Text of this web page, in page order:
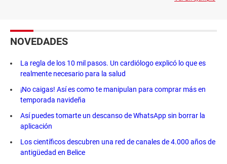
NOVEDADES
La regla de los 10 mil pasos. Un cardiólogo explicó lo que es
realmente necesario para la salud
¡No caigas! Así es como te manipulan para comprar más en
temporada navideña
Así puedes tomarte un descanso de WhatsApp sin borrar la
aplicación
Los científicos descubren una red de canales de 4.000 años de
antigüedad en Belice